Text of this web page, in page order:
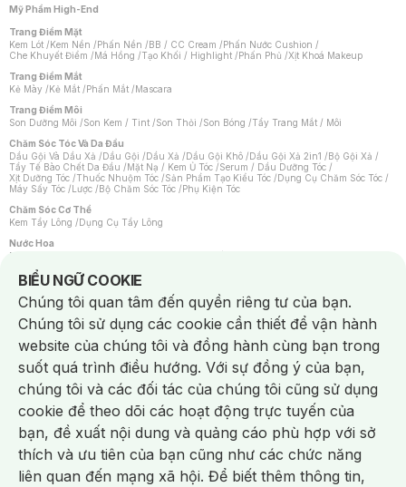
Mỹ Phẩm High-End
Trang Điểm Mặt
Kem Lót /Kem Nền /Phấn Nền /BB / CC Cream /Phấn Nước Cushion /
Che Khuyết Điểm /Má Hồng /Tạo Khối / Highlight /Phấn Phủ /Xịt Khoá Makeup
Trang Điểm Mắt
Kẻ Mày /Kẻ Mắt /Phấn Mắt /Mascara
Trang Điểm Môi
Son Dưỡng Môi /Son Kem / Tint /Son Thỏi /Son Bóng /Tẩy Trang Mắt / Môi
Chăm Sóc Tóc Và Da Đầu
Dầu Gội Và Dầu Xả /Dầu Gội /Dầu Xả /Dầu Gội Khô /Dầu Gội Xả 2in1 /Bộ Gội Xả /
Tẩy Tế Bào Chết Da Đầu /Mặt Nạ / Kem Ủ Tóc /Serum / Dầu Dưỡng Tóc /
Xịt Dưỡng Tóc /Thuốc Nhuộm Tóc /Sản Phẩm Tạo Kiểu Tóc /Dụng Cụ Chăm Sóc Tóc /
Máy Sấy Tóc /Lược /Bộ Chăm Sóc Tóc /Phụ Kiện Tóc
Chăm Sóc Cơ Thể
Kem Tẩy Lông /Dụng Cụ Tẩy Lông
Nước Hoa
Nước Hoa Nữ
Chăm Sóc Cá Nhân
Chống Muỗi /Khẩu Trang /Máy Massage/Mặt Nạ Xông Hơi /Nước Rửa Tay/
Sản Phẩm Chăm Sóc Khác /Bàn Chải Đánh Răng /Bàn Chải Điện/
Hỗ Trợ Trắng Răng/Kem Đánh Răng /Máy Tăm Nước/ Nước Súc Miệng/
Tăm / Chỉ Nha Khoa/ Xịt Thơm Miệng / Dung Dịch Vệ Sinh/Dưỡng Vùng Kín/
Khăn Ướt Vệ Sinh Vùng Kín/Băng Vệ Sinh/Tampon/Bọt Cạo Râu /Dao Cạo Râu/
Máy Cạo Râu
Vấn Đề Về Da
Da Dầu / Lỗ Chân Lông To/ Da Khô / Mất Nước/ Da Lão Hóa/ Da Mụn/
Da Nhạy Cảm / Kích Ứng
Da Xỉn Màu Thâm / Nám / Tàn Nhang
Quầng Thâm & Bọng Mắt /Sẹo /Viêm Da Cơ Địa
Dụng Cụ / Phụ Kiện Chăm Sóc Da
Bông Tẩy Trang
Khăn Lau Mặt Khô Dụng Cụ / Máy Rửa Mặt Máy Chăm Sóc Da
Dụng Cụ Chăm Sóc Khác
BIỂU NGỮ COOKIE
Notice about cookies usage
Chúng tôi quan tâm đến quyền riêng tư của bạn.
Chúng tôi sử dụng các cookie cần thiết để vận hành
website của chúng tôi và đồng hành cùng bạn trong
suốt quá trình điều hướng. Với sự đồng ý của bạn,
chúng tôi và các đối tác của chúng tôi cũng sử dụng
cookie để theo dõi các hoạt động trực tuyến của
bạn, đề xuất nội dung và quảng cáo phù hợp với sở
thích và ưu tiên của bạn cũng như các chức năng
liên quan đến mạng xã hội. Để biết thêm thông tin,